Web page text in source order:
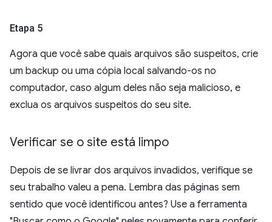
Etapa 5
Agora que você sabe quais arquivos são suspeitos, crie
um backup ou uma cópia local salvando-os no
computador, caso algum deles não seja malicioso, e
exclua os arquivos suspeitos do seu site.
Verificar se o site está limpo
Depois de se livrar dos arquivos invadidos, verifique se
seu trabalho valeu a pena. Lembra das páginas sem
sentido que você identificou antes? Use a ferramenta